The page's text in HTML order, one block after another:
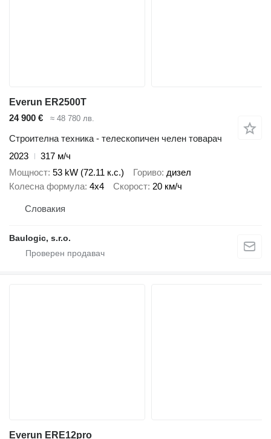
Everun ER2500T
24 900 €
≈ 48 780 лв.
Строителна техника - телескопичен челен товарач
2023
317 м/ч
Мощност 53 kW (72.11 к.с.) Гориво дизел
Колесна формула 4x4 Скорост 20 км/ч
Словакия
Baulogic, s.r.o.
Everun ERE12pro